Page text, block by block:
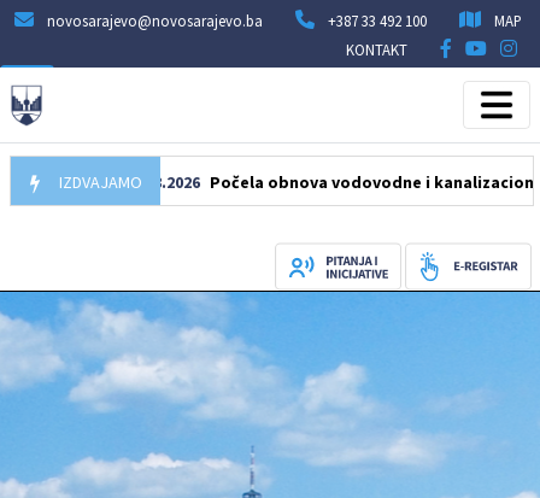
novosarajevo@novosarajevo.ba +387 33 492 100
MAP
KONTAKT
IZDVAJAMO
05.08.2026 Počela obnova vodovodne i kanalizacione